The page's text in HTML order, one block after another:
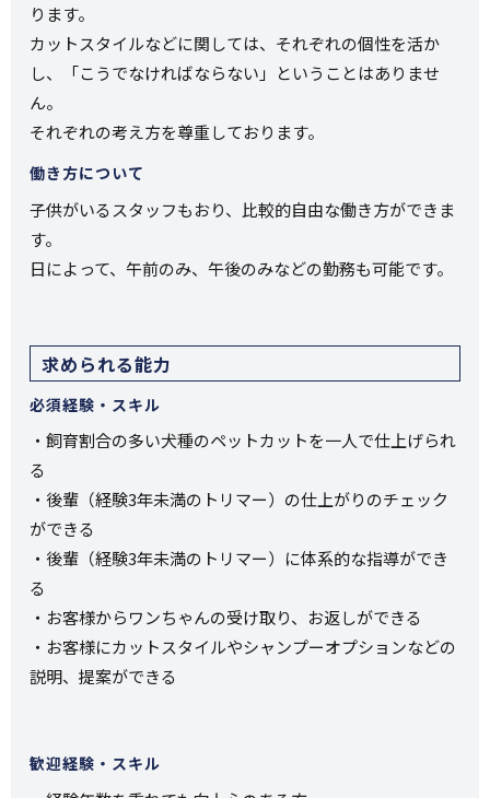
ります。
カットスタイルなどに関しては、それぞれの個性を活か
し、「こうでなければならない」ということはありませ
ん。
それぞれの考え方を尊重しております。
働き方について
子供がいるスタッフもおり、比較的自由な働き方ができま
す。
日によって、午前のみ、午後のみなどの勤務も可能です。
求められる能力
必須経験・スキル
・飼育割合の多い犬種のペットカットを一人で仕上げられ
る
・後輩（経験3年未満のトリマー）の仕上がりのチェック
ができる
・後輩（経験3年未満のトリマー）に体系的な指導ができ
る
・お客様からワンちゃんの受け取り、お返しができる
・お客様にカットスタイルやシャンプーオプションなどの
説明、提案ができる
歓迎経験・スキル